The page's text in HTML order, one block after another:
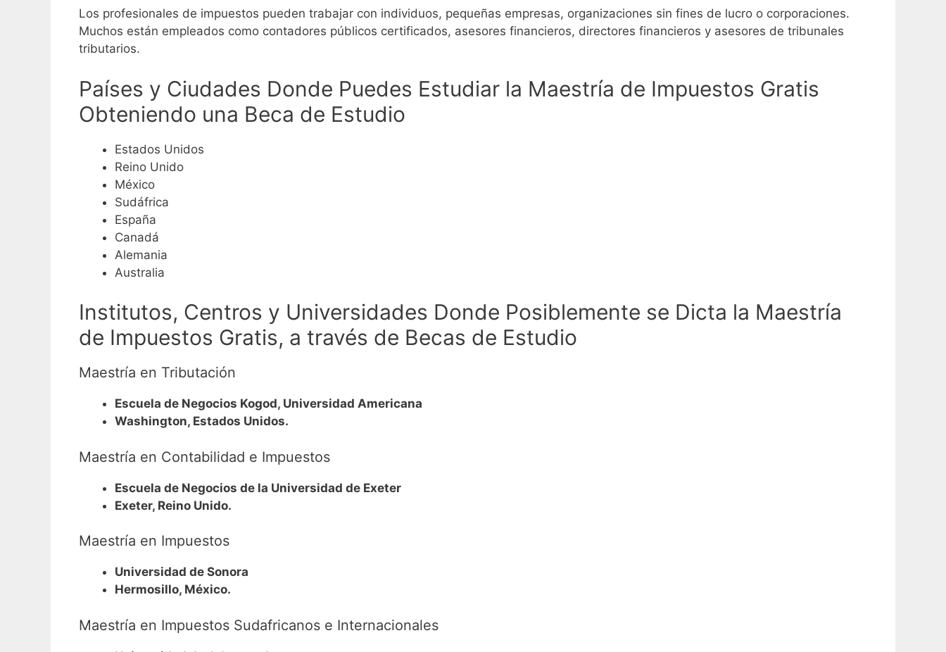
Los profesionales de impuestos pueden trabajar con individuos, pequeñas empresas, organizaciones sin fines de lucro o corporaciones.
Muchos están empleados como contadores públicos certificados, asesores financieros, directores financieros y asesores de tribunales
tributarios.
Países y Ciudades Donde Puedes Estudiar la Maestría de Impuestos Gratis
Obteniendo una Beca de Estudio
Estados Unidos
Reino Unido
México
Sudáfrica
España
Canadá
Alemania
Australia
Institutos, Centros y Universidades Donde Posiblemente se Dicta la Maestría
de Impuestos Gratis, a través de Becas de Estudio
Maestría en Tributación
Escuela de Negocios Kogod, Universidad Americana
Washington, Estados Unidos.
Maestría en Contabilidad e Impuestos
Escuela de Negocios de la Universidad de Exeter
Exeter, Reino Unido.
Maestría en Impuestos
Universidad de Sonora
Hermosillo, México.
Maestría en Impuestos Sudafricanos e Internacionales